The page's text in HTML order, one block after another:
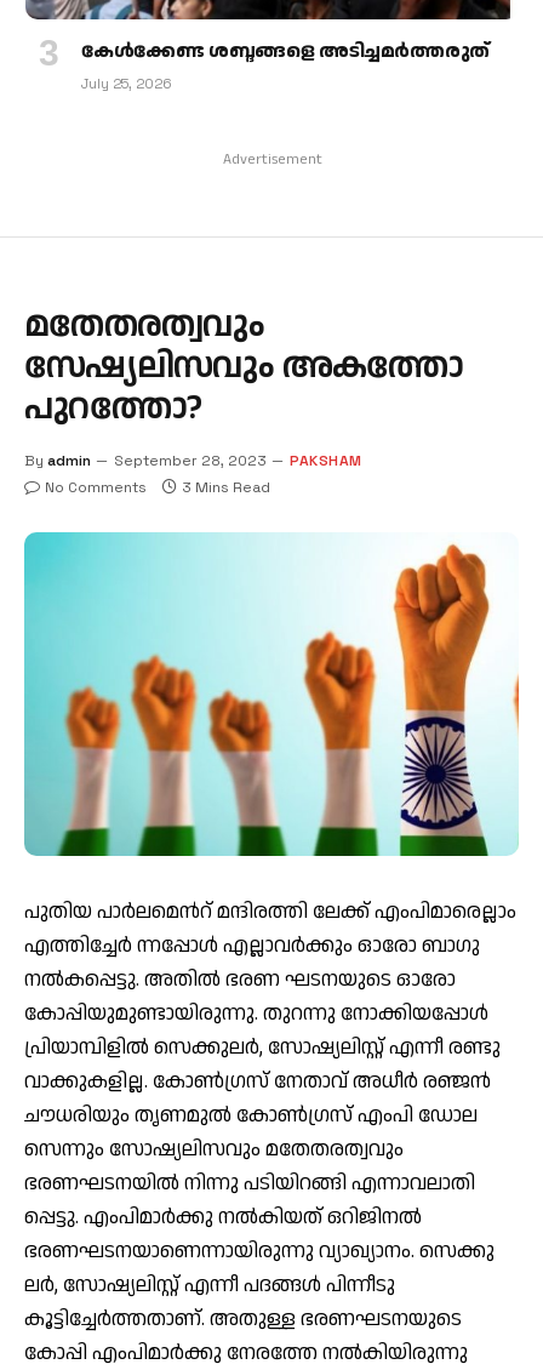
കേള്‍ക്കേണ്ട ശബ്ദങ്ങളെ അടിച്ചമര്‍ത്തരുത്
July 25, 2026
Advertisement
മതേതരത്വവും
സേഷ്യലിസവും അകത്തോ
പുറത്തോ?
By admin September 28, 2023
PAKSHAM
No Comments
3 Mins Read
പുതിയ പാര്‍ലമെന്‍റ് മന്ദിരത്തി ലേക്ക് എംപിമാരെല്ലാം
എത്തിച്ചേര്‍ ന്നപ്പോള്‍ എല്ലാവര്‍ക്കും ഓരോ ബാഗു
നല്‍കപ്പെട്ടു. അതില്‍ ഭരണ ഘടനയുടെ ഓരോ
കോപ്പിയുമുണ്ടായിരുന്നു. തുറന്നു നോക്കിയപ്പോള്‍
പ്രിയാമ്പിളില്‍ സെക്കുലര്‍, സോഷ്യലിസ്റ്റ് എന്നീ രണ്ടു
വാക്കുകളില്ല. കോണ്‍ഗ്രസ് നേതാവ് അധീര്‍ രഞ്ജന്‍
ചൗധരിയും തൃണമുല്‍ കോണ്‍ഗ്രസ് എംപി ഡോല
സെന്നും സോഷ്യലിസവും മതേതരത്വവും
ഭരണഘടനയില്‍ നിന്നു പടിയിറങ്ങി എന്നാവലാതി
പ്പെട്ടു. എംപിമാര്‍ക്കു നല്‍കിയത് ഒറിജിനല്‍
ഭരണഘടനയാണെന്നായിരുന്നു വ്യാഖ്യാനം. സെക്കു
ലര്‍, സോഷ്യലിസ്റ്റ് എന്നീ പദങ്ങള്‍ പിന്നീടു
കൂട്ടിച്ചേര്‍ത്തതാണ്. അതുള്ള ഭരണഘടനയുടെ
കോപ്പി എംപിമാര്‍ക്കു നേരത്തേ നല്‍കിയിരുന്നു